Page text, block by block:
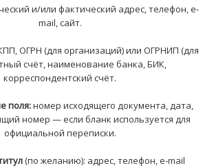
и/или фактический адрес, телефон, e-
mail, сайт.
ОГРН (для организаций) или ОГРНИП (для
счёт, наименование банка, БИК,
корреспондентский счёт.
поля:номер исходящего документа, дата,
номер — если бланк используется для
официальной переписки.
(по желанию): адрес, телефон, e-mail